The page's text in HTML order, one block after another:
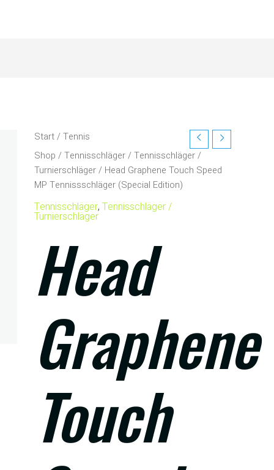
Start/Tennis
Shop /Tennisschläger/Tennisschläger /
Turnierschläger/ Head Graphene Touch Speed
MP Tennissschläger (Special Edition)
Tennisschläger,Tennisschläger /
Turnierschläger
Head
Graphene
Touch